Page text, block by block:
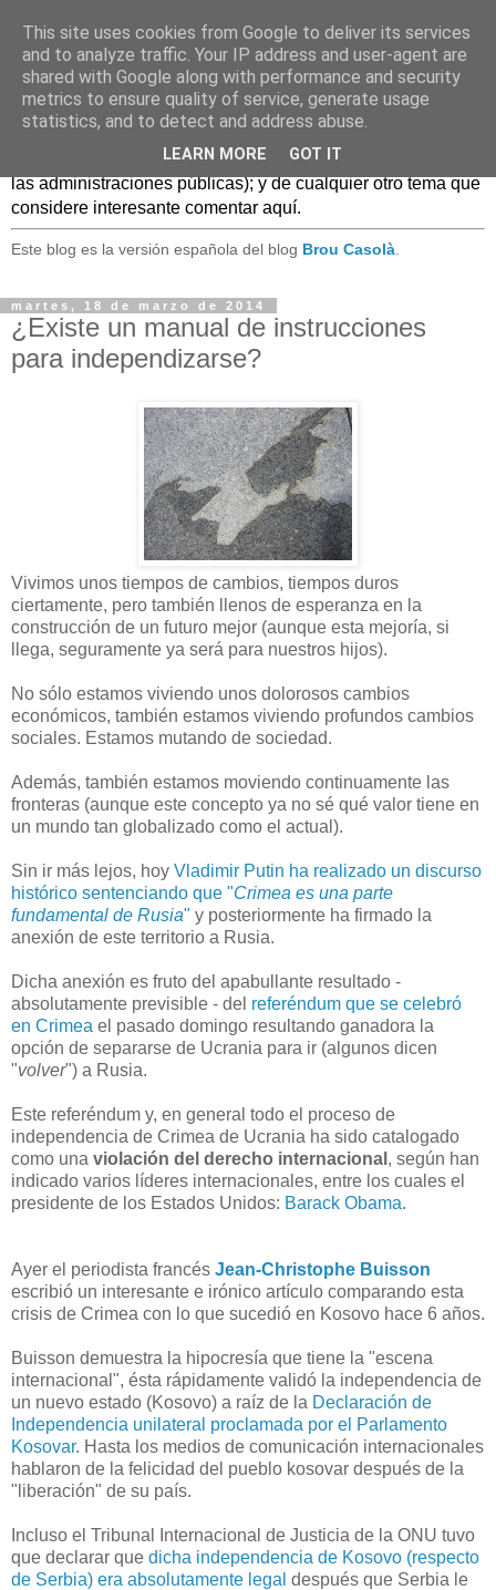
Caldo Casero
Blog sobre experiencias, comentarios, noticias, anécdotas,
... sobre lo que se conoce como
mundo de las TIC, (especialmente en el uso de estas TIC en
las administraciones públicas); y de cualquier otro tema que
considere interesante comentar aquí.
Este blog es la versión española del blog Brou Casolà.
martes, 18 de marzo de 2014
¿Existe un manual de instrucciones
para independizarse?
Vivimos unos tiempos de cambios, tiempos duros
ciertamente, pero también llenos de esperanza en la
construcción de un futuro mejor (aunque esta mejoría, si
llega, seguramente ya será para nuestros hijos).
No sólo estamos viviendo unos dolorosos cambios
económicos, también estamos viviendo profundos cambios
sociales. Estamos mutando de sociedad.
Además, también estamos moviendo continuamente las
fronteras (aunque este concepto ya no sé qué valor tiene en
un mundo tan globalizado como el actual).
Sin ir más lejos, hoy Vladimir Putin ha realizado un discurso
histórico sentenciando que "Crimea es una parte
fundamental de Rusia" y posteriormente ha firmado la
anexión de este territorio a Rusia.
Dicha anexión es fruto del apabullante resultado -
absolutamente previsible - del referéndum que se celebró
en Crimea el pasado domingo resultando ganadora la
opción de separarse de Ucrania para ir (algunos dicen
"volver") a Rusia.
Este referéndum y, en general todo el proceso de
independencia de Crimea de Ucrania ha sido catalogado
como una violación del derecho internacional , según han
indicado varios líderes internacionales, entre los cuales el
presidente de los Estados Unidos: Barack Obama.
Ayer el periodista francés Jean-Christophe Buisson
escribió un interesante e irónico artículo comparando esta
crisis de Crimea con lo que sucedió en Kosovo hace 6 años.
Buisson demuestra la hipocresía que tiene la "escena
internacional", ésta rápidamente validó la independencia de
un nuevo estado (Kosovo) a raíz de la Declaración de
Independencia unilateral proclamada por el Parlamento
Kosovar. Hasta los medios de comunicación internacionales
hablaron de la felicidad del pueblo kosovar después de la
"liberación" de su país.
Incluso el Tribunal Internacional de Justicia de la ONU tuvo
que declarar que dicha independencia de Kosovo (respecto
de Serbia) era absolutamente legal después que Serbia le
This site uses cookies from Google to deliver its services
and to analyze traffic. Your IP address and user-agent are
shared with Google along with performance and security
metrics to ensure quality of service, generate usage
statistics, and to detect and address abuse.
LEARN MORE GOT IT